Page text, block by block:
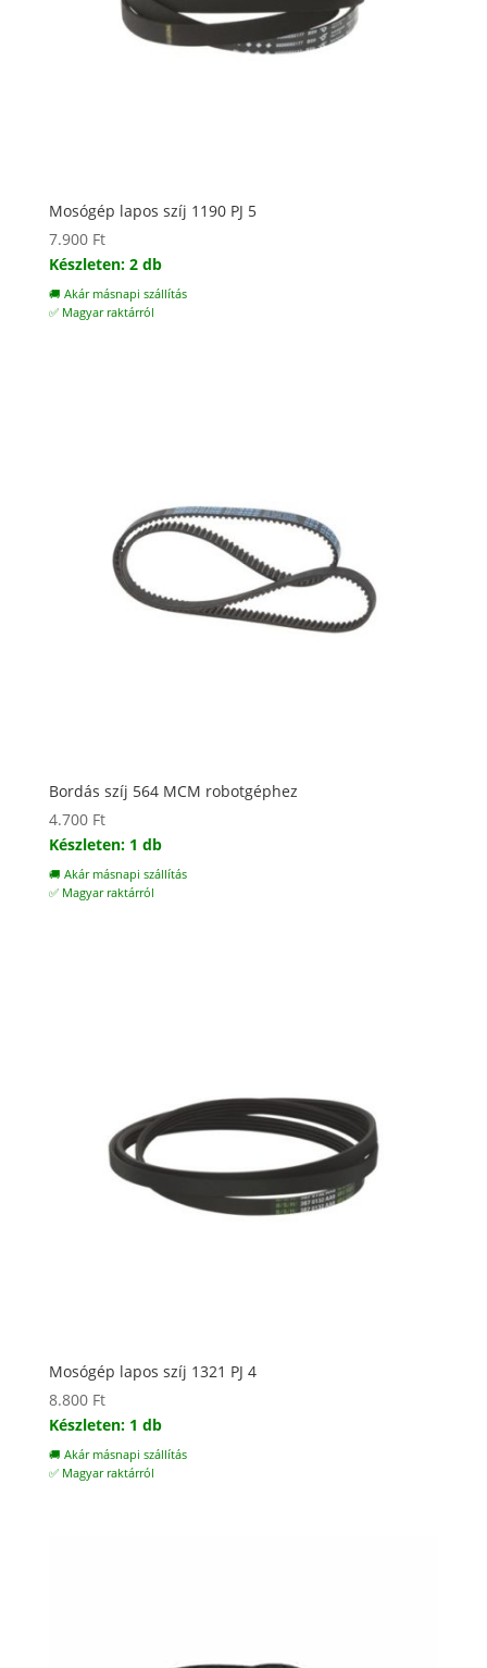
Mosógép lapos szíj 1190 PJ 5
7.900 Ft
Készleten: 2 db
🚚 Akár másnapi szállítás
✅ Magyar raktárról
Bordás szíj 564 MCM robotgéphez
4.700 Ft
Készleten: 1 db
🚚 Akár másnapi szállítás
✅ Magyar raktárról
Mosógép lapos szíj 1321 PJ 4
8.800 Ft
Készleten: 1 db
🚚 Akár másnapi szállítás
✅ Magyar raktárról